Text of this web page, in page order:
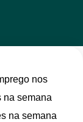
nos
na semana
na semana